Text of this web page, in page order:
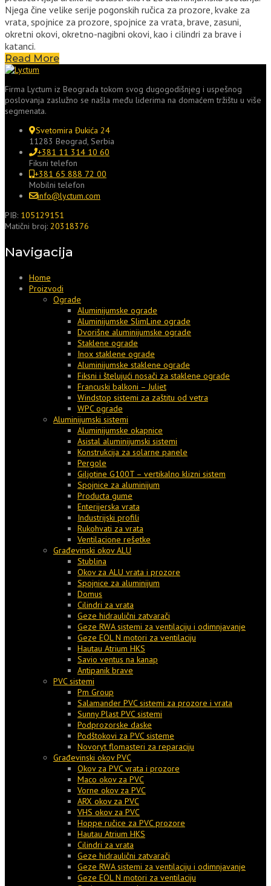
Njega čine velike serije pogonskih ručica za prozore, kvake za
vrata, spojnice za prozore, spojnice za vrata, brave, zasuni,
okretni okovi, okretno-nagibni okovi, kao i cilindri za brave i
katanci.
Read More
Firma Lyctum iz Beograda tokom svog dugogodišnjeg i uspešnog
poslovanja zaslužno se našla među liderima na domaćem tržištu u više
segmenata.
Svetomira Đukića 24
11283 Beograd, Serbia
+381 11 314 10 60
Fiksni telefon
+381 65 888 72 00
Mobilni telefon
info@lyctum.com
PIB: 105129151
Matični broj: 20318376
Navigacija
Home
Proizvodi
Ograde
Aluminijumske ograde
Aluminijumske SlimLine ograde
Dvorišne aluminijumske ograde
Staklene ograde
Inox staklene ograde
Aluminijumske staklene ograde
Fiksni i štelujući nosači za staklene ograde
Francuski balkoni – Juliet
Windstop sistemi za zaštitu od vetra
WPC ograde
Aluminijumski sistemi
Aluminijumske okapnice
Asistal aluminijumski sistemi
Konstrukcija za solarne panele
Pergole
Giljotine G100T – vertikalno klizni sistem
Spojnice za aluminijum
Producta gume
Enterijerska vrata
Industrijski profili
Rukohvati za vrata
Ventilacione rešetke
Građevinski okov ALU
Stublina
Okov za ALU vrata i prozore
Spojnice za aluminijum
Domus
Cilindri za vrata
Geze hidraulični zatvarači
Geze RWA sistemi za ventilaciju i odimnjavanje
Geze EOL N motori za ventilaciju
Hautau Atrium HKS
Savio ventus na kanap
Antipanik brave
PVC sistemi
Pm Group
Salamander PVC sistemi za prozore i vrata
Sunny Plast PVC sistemi
Podprozorske daske
Podštokovi za PVC sisteme
Novoryt flomasteri za reparaciju
Građevinski okov PVC
Okov za PVC vrata i prozore
Maco okov za PVC
Vorne okov za PVC
ARX okov za PVC
VHS okov za PVC
Hoppe ručice za PVC prozore
Hautau Atrium HKS
Cilindri za vrata
Geze hidraulični zatvarači
Geze RWA sistemi za ventilaciju i odimnjavanje
Geze EOL N motori za ventilaciju